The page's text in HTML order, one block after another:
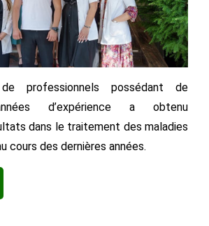
professionnels possédant de
d’expérience a obtenu
dans le traitement des maladies
cours des dernières années.